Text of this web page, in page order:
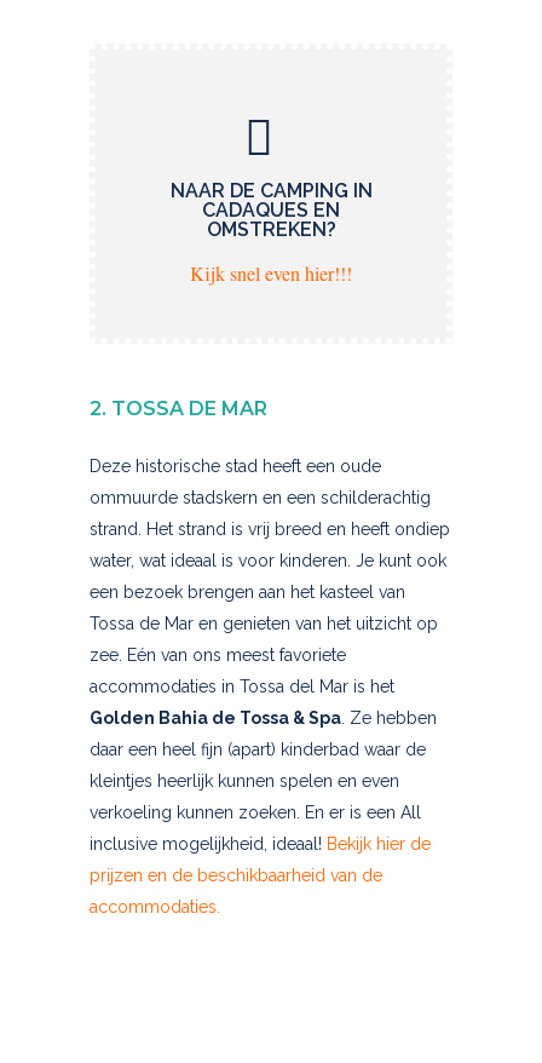
NAAR DE CAMPING IN
CADAQUES EN
OMSTREKEN?
Kijk snel even hier!!!
2. TOSSA DE MAR
Deze historische stad heeft een oude
ommuurde stadskern en een schilderachtig
strand. Het strand is vrij breed en heeft ondiep
water, wat ideaal is voor kinderen. Je kunt ook
een bezoek brengen aan het kasteel van
Tossa de Mar en genieten van het uitzicht op
zee. Eén van ons meest favoriete
accommodaties in Tossa del Mar is het
Golden Bahia de Tossa & Spa . Ze hebben
daar een heel fijn (apart) kinderbad waar de
kleintjes heerlijk kunnen spelen en even
verkoeling kunnen zoeken. En er is een All
inclusive mogelijkheid, ideaal! Bekijk hier de
prijzen en de beschikbaarheid van de
accommodaties.